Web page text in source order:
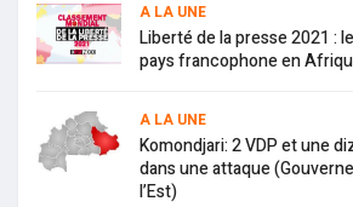
A LA UNE
Liberté de la presse 2021 :
pays francophone en
A LA UNE
Komondjari: 2 VDP et une
dans une attaque
l’Est)